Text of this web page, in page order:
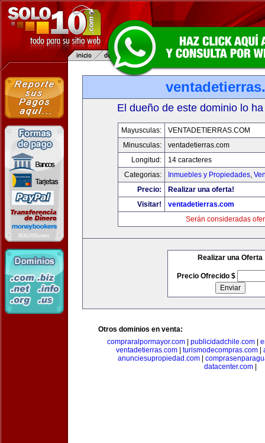
El dueño de este dominio lo
Mayusculas:
VENTADETIERRAS.COM
Minusculas:
ventadetierras.com
Longitud:
14 caracteres
Categorias:
Inmuebles y Propiedades,
Precio:
Realizar una oferta!
Visitar!
ventadetierras.com
Serán consideradas
Realizar una Oferta
Precio Ofrecido $
Otros dominios en venta:
compraralpormayor.com| publicidadchile.com|
ventadetierras.com
turismodecompras.com
anunciesupropiedad.com|
datacenter.com|